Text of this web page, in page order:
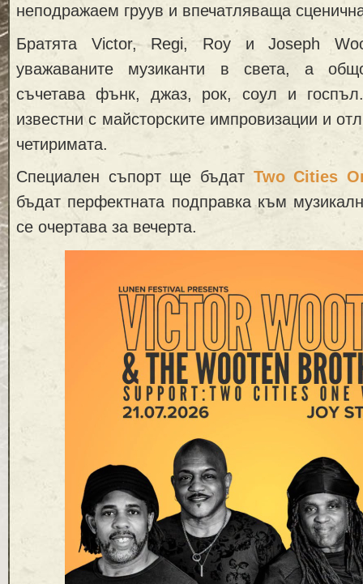
неподражаем груув и впечатляваща
Братята Victor, Regi, Roy и Joseph
уважаваните музиканти в света, а
съчетава фънк, джаз, рок, соул и
известни с майсторските импровизации и
четиримата.
Специален съпорт ще бъдат Two Cities
бъдат перфектната подправка към
се очертава за вечерта.